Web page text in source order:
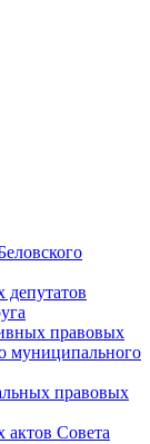
правовых
муниципального
правовых
Совета